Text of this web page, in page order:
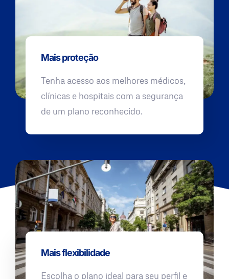
Mais proteção
Tenha acesso aos melhores médicos,
clínicas e hospitais com a segurança
de um plano reconhecido.
Mais flexibilidade
Escolha o plano ideal para seu perfil e